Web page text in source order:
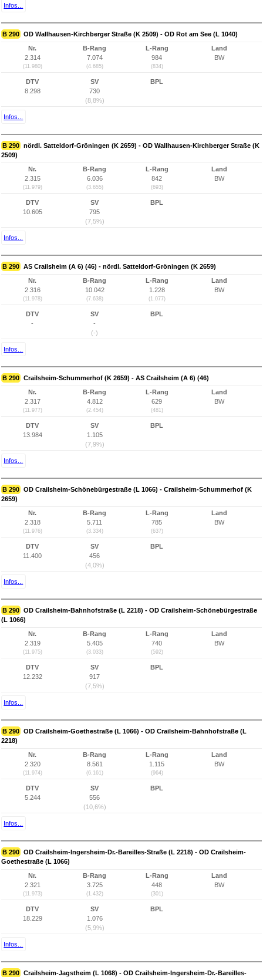
Infos...
B 290 OD Wallhausen-Kirchberger Straße (K 2509) - OD Rot am See (L 1040)
Nr.
2.314
(11.980)
B-Rang
7.074
(4.685)
L-Rang
984
(834)
Land
BW
DTV
8.298
SV
730
(8,8%)
BPL
Infos...
B 290 nördl. Satteldorf-Gröningen (K 2659) - OD Wallhausen-Kirchberger Straße (K
2509)
Nr.
2.315
(11.979)
B-Rang
6.036
(3.655)
L-Rang
842
(693)
Land
BW
DTV
10.605
SV
795
(7,5%)
BPL
Infos...
B 290 AS Crailsheim (A 6) (46) - nördl. Satteldorf-Gröningen (K 2659)
Nr.
2.316
(11.978)
B-Rang
10.042
(7.638)
L-Rang
1.228
(1.077)
Land
BW
DTV
-
SV
-
(-)
BPL
Infos...
B 290 Crailsheim-Schummerhof (K 2659) - AS Crailsheim (A 6) (46)
Nr.
2.317
(11.977)
B-Rang
4.812
(2.454)
L-Rang
629
(481)
Land
BW
DTV
13.984
SV
1.105
(7,9%)
BPL
Infos...
B 290 OD Crailsheim-Schönebürgestraße (L 1066) - Crailsheim-Schummerhof (K
2659)
Nr.
2.318
(11.976)
B-Rang
5.711
(3.334)
L-Rang
785
(637)
Land
BW
DTV
11.400
SV
456
(4,0%)
BPL
Infos...
B 290 OD Crailsheim-Bahnhofstraße (L 2218) - OD Crailsheim-Schönebürgestraße
(L 1066)
Nr.
2.319
(11.975)
B-Rang
5.405
(3.033)
L-Rang
740
(592)
Land
BW
DTV
12.232
SV
917
(7,5%)
BPL
Infos...
B 290 OD Crailsheim-Goethestraße (L 1066) - OD Crailsheim-Bahnhofstraße (L
2218)
Nr.
2.320
(11.974)
B-Rang
8.561
(6.161)
L-Rang
1.115
(964)
Land
BW
DTV
5.244
SV
556
(10,6%)
BPL
Infos...
B 290 OD Crailsheim-Ingersheim-Dr.-Bareilles-Straße (L 2218) - OD Crailsheim-
Goethestraße (L 1066)
Nr.
2.321
(11.973)
B-Rang
3.725
(1.432)
L-Rang
448
(301)
Land
BW
DTV
18.229
SV
1.076
(5,9%)
BPL
Infos...
B 290 Crailsheim-Jagstheim (L 1068) - OD Crailsheim-Ingersheim-Dr.-Bareilles-